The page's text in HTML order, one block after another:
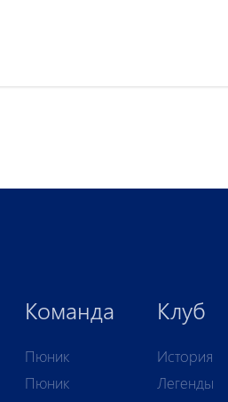
Команда
Пюник
Пюник
Клуб
История
Легенды